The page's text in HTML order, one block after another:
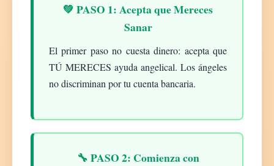
💚 PASO 1: Acepta que Mereces
Sanar
El primer paso no cuesta dinero: acepta que
TÚ MERECES ayuda angelical. Los ángeles
no discriminan por tu cuenta bancaria.
🔧 PASO 2: Comienza con